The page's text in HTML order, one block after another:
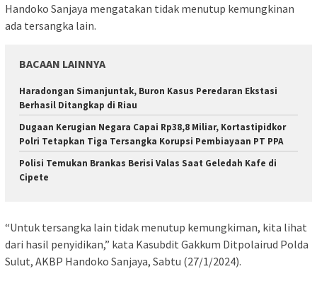
Handoko Sanjaya mengatakan tidak menutup kemungkinan
ada tersangka lain.
BACAAN LAINNYA
Haradongan Simanjuntak, Buron Kasus Peredaran Ekstasi
Berhasil Ditangkap di Riau
Dugaan Kerugian Negara Capai Rp38,8 Miliar, Kortastipidkor
Polri Tetapkan Tiga Tersangka Korupsi Pembiayaan PT PPA
Polisi Temukan Brankas Berisi Valas Saat Geledah Kafe di
Cipete
“Untuk tersangka lain tidak menutup kemungkiman, kita lihat
dari hasil penyidikan,” kata Kasubdit Gakkum Ditpolairud Polda
Sulut, AKBP Handoko Sanjaya, Sabtu (27/1/2024).